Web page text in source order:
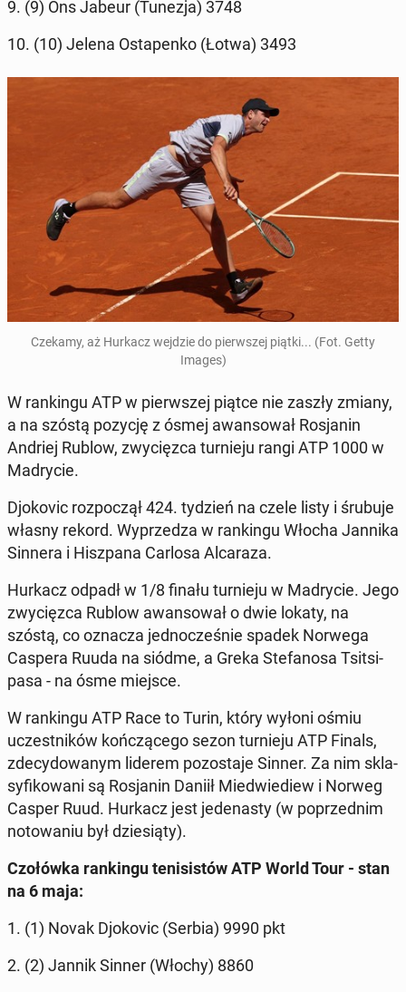
9. (9) Ons Jabeur (Tunezja) 3748
10. (10) Jelena Osta­pen­ko (Łotwa) 3493
Czekamy, aż Hurkacz wejdzie do pierw­szej piątki... (Fot. Getty
Images)
W ran­kin­gu ATP w pierw­szej piątce nie zaszły zmiany,
a na szóstą pozycję z ósmej awan­so­wał Ro­sja­nin
Andriej Rublow, zwy­cięz­ca tur­nie­ju rangi ATP 1000 w
Ma­dry­cie.
Djo­ko­vic roz­po­czął 424. tydzień na czele listy i śrubuje
własny rekord. Wy­prze­dza w ran­kin­gu Włocha Jannika
Sinnera i Hisz­pa­na Carlosa Al­ca­ra­za.
Hurkacz odpadł w 1/8 finału tur­nie­ju w Ma­dry­cie. Jego
zwy­cięz­ca Rublow awan­so­wał o dwie lokaty, na
szóstą, co oznacza jed­no­cze­śnie spadek Norwega
Caspera Ruuda na siódme, a Greka Ste­fa­no­sa Tsit­si­
pa­sa - na ósme miejsce.
W ran­kin­gu ATP Race to Turin, który wyłoni ośmiu
uczest­ni­ków koń­czą­ce­go sezon tur­nie­ju ATP Finals,
zde­cy­do­wa­nym liderem po­zo­sta­je Sinner. Za nim skla­
sy­fi­ko­wa­ni są Ro­sja­nin Daniił Mie­dwie­diew i Norweg
Casper Ruud. Hurkacz jest je­de­na­sty (w po­przed­nim
no­to­wa­niu był dzie­sią­ty).
Czo­łów­ka ran­kin­gu te­ni­si­stów ATP World Tour - stan
na 6 maja:
1. (1) Novak Djo­ko­vic (Serbia) 9990 pkt
2. (2) Jannik Sinner (Włochy) 8860